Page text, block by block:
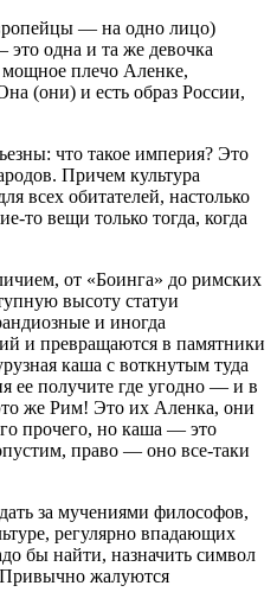
— на одно лицо)
одна и та же девочка
плечо Аленке,
(они) и есть образ России,
что такое империя? Это
Причем культура
всех обитателей, настолько
то вещи только тогда, когда
от «Боинга» до римских
высоту статуи
и иногда
и превращаются в памятники
каша с воткнутым туда
ее получите где угодно — и в
же Рим! Это их Аленка, они
прочего, но каша — это
право — оно все-таки
за мучениями философов,
регулярно впадающих
бы найти, назначить символ
Привычно жалуются